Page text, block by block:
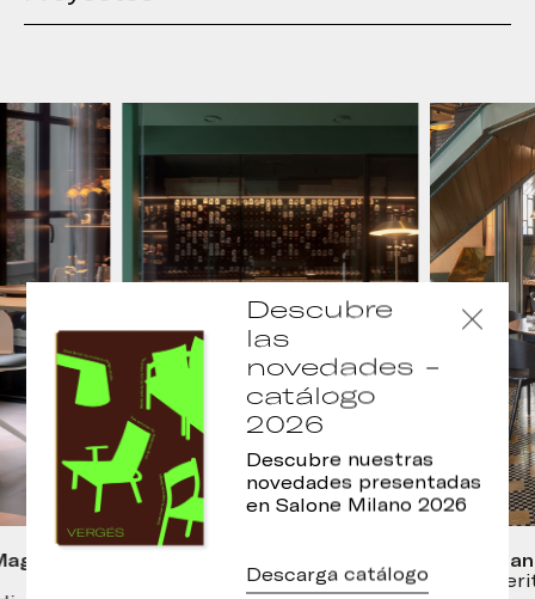
Foto:
Descubre
las
novedades -
catálogo
2026
Descubre nuestras
novedades presentadas
en Salone Milano 2026
Descarga catálogo